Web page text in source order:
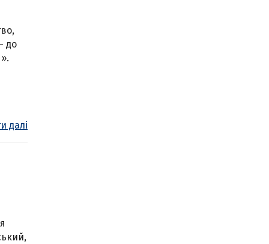
до
далі